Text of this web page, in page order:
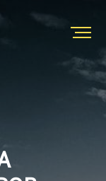
Заказать
перевозку